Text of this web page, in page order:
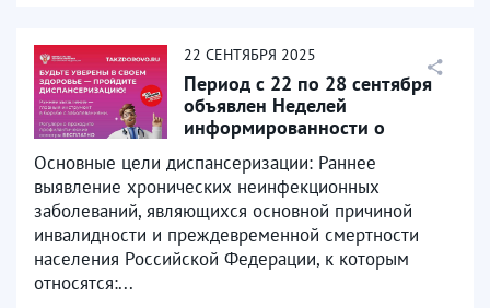
22 СЕНТЯБРЯ 2025
Период с 22 по 28 сентября
объявлен Неделей
информированности о
Основные цели диспансеризации: Раннее
выявление хронических неинфекционных
заболеваний, являющихся основной причиной
инвалидности и преждевременной смертности
населения Российской Федерации, к которым
относятся:...